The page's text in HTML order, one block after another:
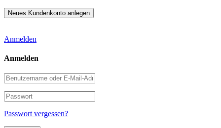
Anmelden
Anmelden
Benutzername
oder
E-
Mail-
Adresse
Passwort
Passwort vergessen?